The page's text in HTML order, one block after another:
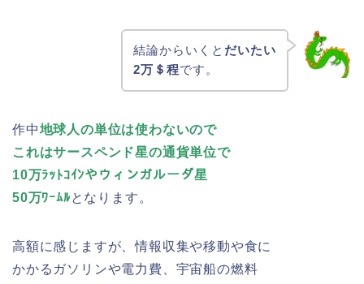
結論からいくと だいたい
2万＄程です。
作中地球人の単位は使わないので
これはサースペンド星の通貨単位で
10万ﾗｯﾄｺｲﾝやウィンガルーダ星
50万ﾜｰﾑﾙとなります。
高額に感じますが、情報収集や移動や食に
かかるガソリンや電力費、宇宙船の燃料